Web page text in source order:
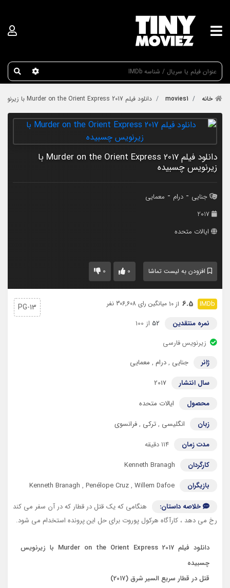
عنوان
خانه movies1 دانلود فیلم Murder on the Orient Express 2017 با زیرنویس چسبیده
دانلود فیلم Murder on the Orient Express 2017 با
زیرنویس چسبیده
جنایی - درام - معمایی
2017
ایالات متحده
افزودن به لیست تماشا 0
0
6.5 از 10 میانگین رای 306,608 نفر
نمره منتقدین 52 از 100
زیرنویس فارسی
ژانر
جنایی ,درام , معمایی
سال انتشار
2017
محصول
ایالات متحده
زبان
انگلیسی ,ترکی ,فرانسوی
مدت زمان
114 دقیقه
کارگردان
Kenneth Branagh
بازیگران
Kenneth Branagh , Penélope Cruz, Willem Dafoe
خلاصه داستان:
هنگامی که یک قتل در قطار که در آن سفر می کند
رخ می دهد ، کارآگاه هرکول پوروت برای حل این پرونده استخدام می شود.
PG-13
دانلود فیلم Murder on the Orient Express 2017 با زیرنویس
چسبیده
قتل در قطار سریع السیر شرق (2017)